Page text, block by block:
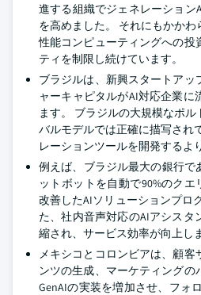
進する組織でジェネレーション
を高めました。 それにもかか
性能コンピューティングへの投
ティを制限し続けています。
ブラジルは、新興スタートアッ
ャーキャピタルがAI対応企業
ます。 ブラジルの大規模なポ
バルモデルでは正確に描写され
レーションツールを開発するよ
例えば、ブラジル最大の銀行で
ットボットを自動で90%のク
改善したAIソリューションプロ
た、社内音声対応のAIアシスタ
縮され、サービス効率が向上し
メキシコとコロンビアは、顧客
ンツの生成、マーケティング
GenAIの実装を増加させ、フォ